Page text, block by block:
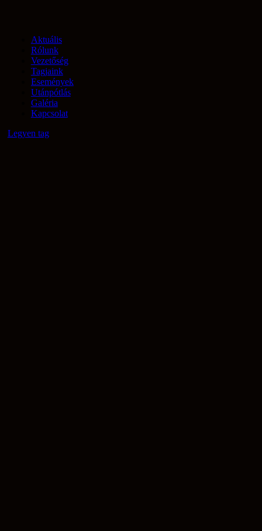
Aktuális
Rólunk
Vezetőség
Tagjaink
Események
Utánpótlás
Galéria
Kapcsolat
Legyen tag